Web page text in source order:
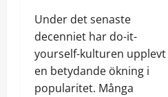
Under det senaste
decenniet har do-it-
yourself-kulturen upplevt
en betydande ökning i
popularitet. Många